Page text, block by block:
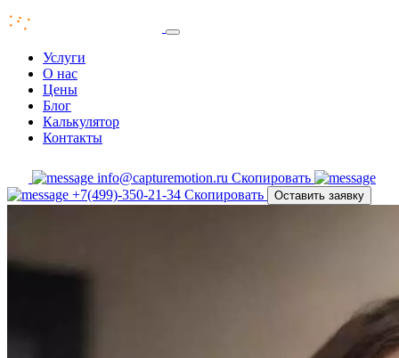
Услуги
О нас
Цены
Блог
Калькулятор
Контакты
info@capturemotion.ru Скопировать
+7(499)-350-21-34 Скопировать Оставить заявку